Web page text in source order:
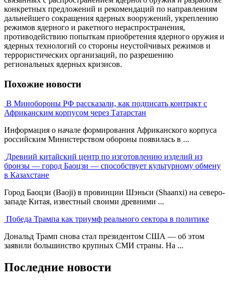
конкретных предложений и рекомендаций по направлениям
дальнейшего сокращения ядерных вооружений, укреплению
режимов ядерного и ракетного нераспространения,
противодействию попыткам приобретения ядерного оружия и
ядерных технологий со стороны неустойчивых режимов и
террористических организаций, по разрешению
региональных ядерных кризисов.
Похожие новости
В Минобороны РФ рассказали, как подписать контракт с
Африканским корпусом через Татарстан
Информация о начале формирования Африканского корпуса
российским Министерством обороны появилась в ...
Древний китайский центр по изготовлению изделий из
бронзы — город Баоцзи — способствует культурному обмену
в Казахстане
Город Баоцзи (Baoji) в провинции Шэньси (Shaanxi) на северо-
западе Китая, известный своими древними ...
Победа Трампа как триумф реального сектора в политике
Дональд Трамп снова стал президентом США — об этом
заявили большинство крупных СМИ страны. На ...
Последние новости